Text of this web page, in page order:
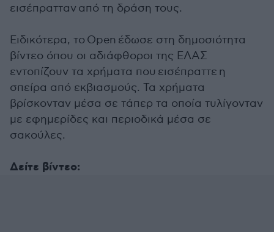
εισέπρατταν από τη δράση τους.
Ειδικότερα, το Open έδωσε στη δημοσιότητα
βίντεο όπου οι αδιάφθοροι της ΕΛΑΣ
εντοπίζουν τα χρήματα που εισέπραττε η
σπείρα από εκβιασμούς. Τα χρήματα
βρίσκονταν μέσα σε τάπερ τα οποία τυλίγονταν
με εφημερίδες και περιοδικά μέσα σε
σακούλες.
Δείτε βίντεο: